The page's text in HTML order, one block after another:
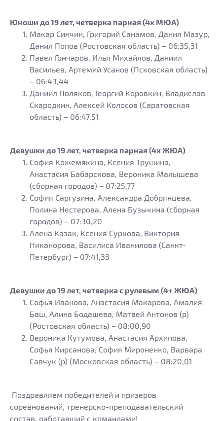
Юноши до 19 лет, четверка парная (4х МЮА)
Макар Синчин, Григорий Санамов, Данил Мазур,
Данил Попов (Ростовская область) – 06:35,31
Павел Гончаров, Илья Михайлов, Даниил
Васильев, Артемий Усанов (Псковская область)
– 06:43,44
Даниил Поляков, Георгий Коровкин, Владислав
Скародкин, Алексей Колосов (Саратовская
область) – 06:47,51
Девушки до 19 лет, четверка парная (4х ЖЮА)
София Кожемякина, Ксения Трушина,
Анастасия Бабарскова, Вероника Малышева
(сборная городов) – 07:25,77
София Саргузина, Александра Добрянцева,
Полина Нестерова, Алена Бузыкина (сборная
городов) – 07:30,20
Алена Казак, Ксения Суркова, Виктория
Никанорова, Василиса Иванилова (Санкт-
Петербург) – 07:41,33
Девушки до 19 лет, четверка с рулевым (4+ ЖЮА)
Софья Иванова, Анастасия Макарова, Амалия
Баш, Алина Бодашева, Матвей Антонов (р)
(Ростовская область) – 08:00,90
Вероника Кутумова, Анастасия Архипова,
Софья Кирсанова, София Мироненко, Варвара
Савчук (р) (Московская область) – 08:20,01
Поздравляем победителей и призеров
соревнований, тренерско-преподавательский
состав, работавший с командами!